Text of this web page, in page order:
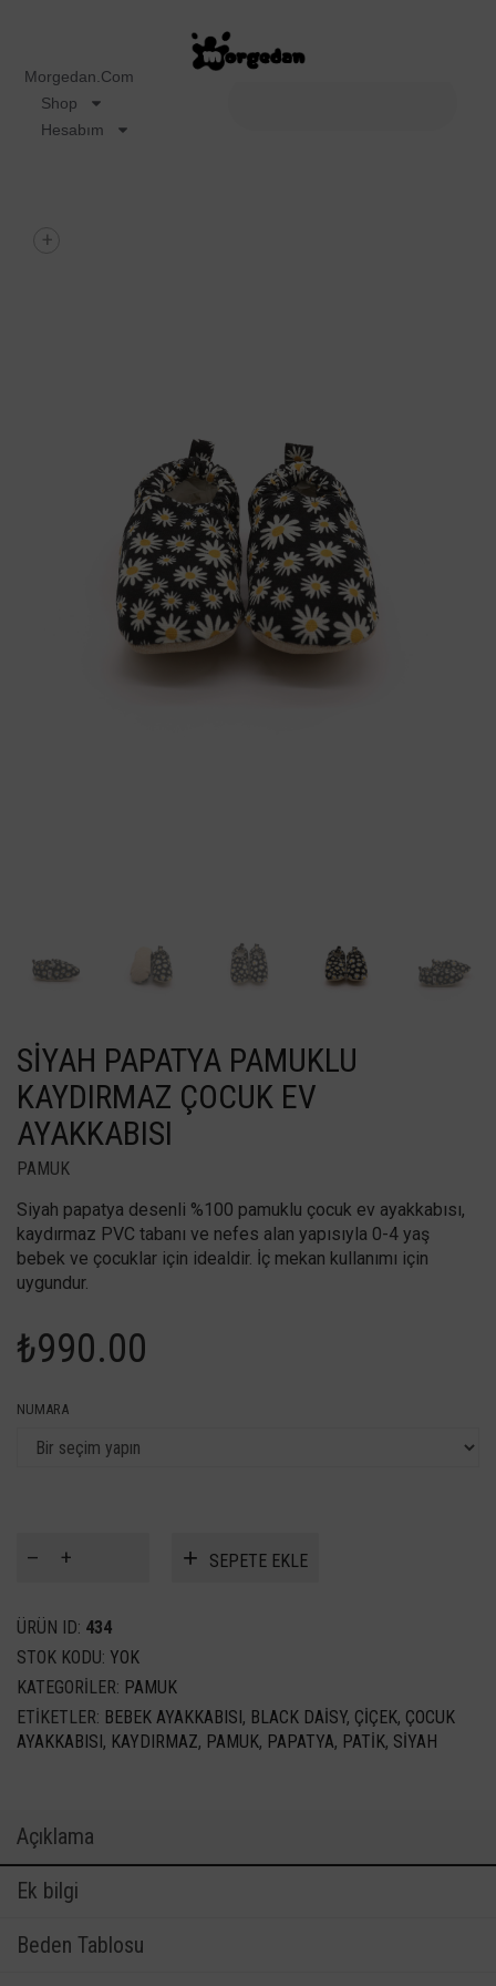
Morgedan.com
Shop
Hesabım
SIYAH PAPATYA PAMUKLU
KAYDIRMAZ ÇOCUK EV
AYAKKABISI
PAMUK
Siyah papatya desenli %100 pamuklu çocuk ev ayakkabısı,
kaydırmaz PVC tabanı ve nefes alan yapısıyla 0-4 yaş
bebek ve çocuklar için idealdir. İç mekan kullanımı için
uygundur.
₺990.00
NUMARA
SEPETE EKLE
ÜRÜN ID: 434
STOK KODU: YOK
KATEGORILER: PAMUK
ETIKETLER: BEBEK AYAKKABISI , BLACK DAISY, ÇIÇEK, ÇOCUK
AYAKKABISI , KAYDIRMAZ, PAMUK, PAPATYA, PATIK, SIYAH
Açıklama
Ek bilgi
Beden Tablosu